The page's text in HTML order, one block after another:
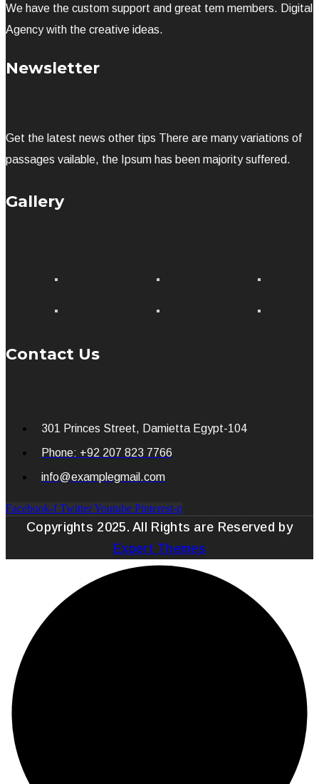
We have the custom support and great tem members. Digital
Agency with the creative ideas.
Newsletter
Get the latest news other tips There are many variations of
passages vailable, the Ipsum has been majority suffered.
Gallery
Contact Us
301 Princes Street, Damietta Egypt-104
Phone: +92 207 823 7766
info@examplegmail.com
Facebook-f TwitterYoutube Pinterest-p
Copyrights 2025. All Rights are Reserved by
Expert Themes